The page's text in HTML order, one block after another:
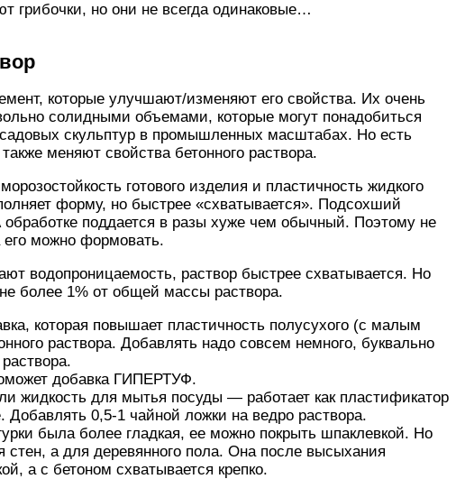
грибочки, но они не всегда одинаковые…
которые улучшают/изменяют его свойства. Их очень
солидными объемами, которые могут понадобиться
садовых скульптур в промышленных масштабах. Но есть
меняют свойства бетонного раствора.
готового изделия и пластичность жидкого
форму, но быстрее «схватывается». Подсохший
поддается в разы хуже чем обычный. Поэтому не
его можно формовать.
водопроницаемость, раствор быстрее схватывается. Но
более 1% от общей массы раствора.
которая повышает пластичность полусухого (с малым
раствора. Добавлять надо совсем немного, буквально
добавка ГИПЕРТУФ.
жидкость для мытья посуды — работает как пластификатор
Добавлять 0,5-1 чайной ложки на ведро раствора.
была более гладкая, ее можно покрыть шпаклевкой. Но
стен, а для деревянного пола. Она после высыхания
а с бетоном схватывается крепко.